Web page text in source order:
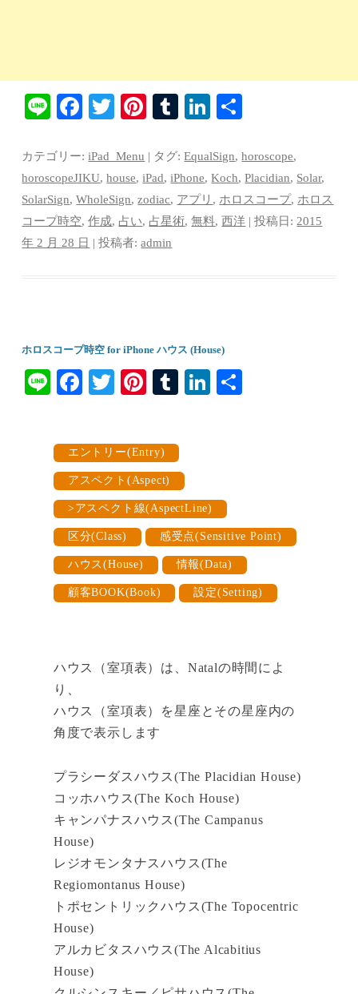
Li
Fa
bo
ok
T
tte
r
Pi
er
es
t
T
m
bl
r
Li
ed
In
カテゴリー:iPad_Menu | タグ:EqualSign,horoscope,
horoscopeJIKU,house,iPad,iPhone,Koch,Placidian, Solar,
SolarSign,WholeSign,zodiac, アプリ , ホロスコープ, ホロス
コープ時空,作成, 占い, 占星術,無料,西洋 | 投稿日: 2015
年 2 月 28 日 |投稿者:admin
ホロスコープ時空 for iPhone ハウス (House)
Li
Fa
ok
T
r
Pi
es
t
T
bl
r
Li
エントリー(Entry)
アスペクト(Aspect)
>アスペクト線(AspectLine)
区分(Class) 感受点(Sensitive Point)
ハウス(House) 情報(Data)
顧客BOOK(Book) 設定(Setting)
ハウス（室項表）は、Natalの時間によ
り、
ハウス（室項表）を星座とその星座内の
角度で表示します
プラシーダスハウス(The Placidian House)
コッホハウス(The Koch House)
キャンパナスハウス(The Campanus
House)
レジオモンタナスハウス(The
Regiomontanus House)
トポセントリックハウス(The Topocentric
House)
アルカビタスハウス(The Alcabitius
House)